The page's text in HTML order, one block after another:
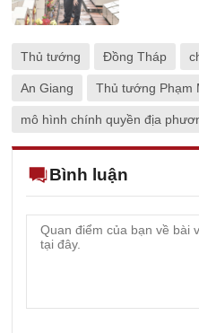
Thủ tướng Đồng Tháp
An Giang Thủ tướng Phạm
mô hình chính quyền địa
Bình luận